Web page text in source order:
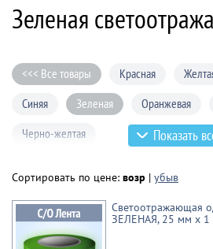
Партнерам
Поставщикам
Обзоры
Контакты
ПТ:
Зеленая
<<< Все товары Красная
Синяя
Зеленая Оранжевая
Черно-желтая
Показать
Сортировать по цене: возр | убыв
Светоотражающая
ЗЕЛЕНАЯ, 25 мм х 1